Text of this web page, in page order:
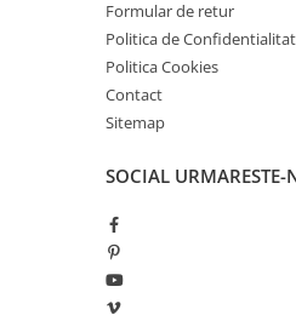
Izolatii pentru tevi si conducte
Polistiren expandat
automatizare
Grupuri de circulatie
Manometre, presostate si
termostate
Formular de retur
Politica de
Politica Cookies
Contact
Sitemap
SOCIAL